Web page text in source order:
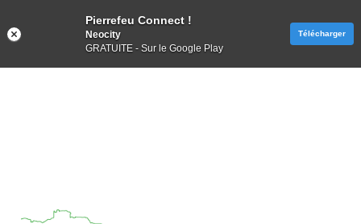
Pierrefeu Connect !
Neocity
GRATUITE - Sur le Google Play
Télécharger